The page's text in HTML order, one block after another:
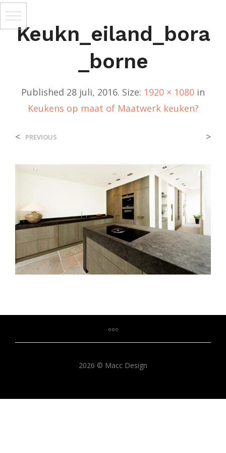
Keukn_eiland_bora
_borne
Published 28 juli, 2016. Size: 1920 × 1080 in
Keukens op maat of Maatwerk keuken?
< PREVIOUS >
2026 © Macc Design